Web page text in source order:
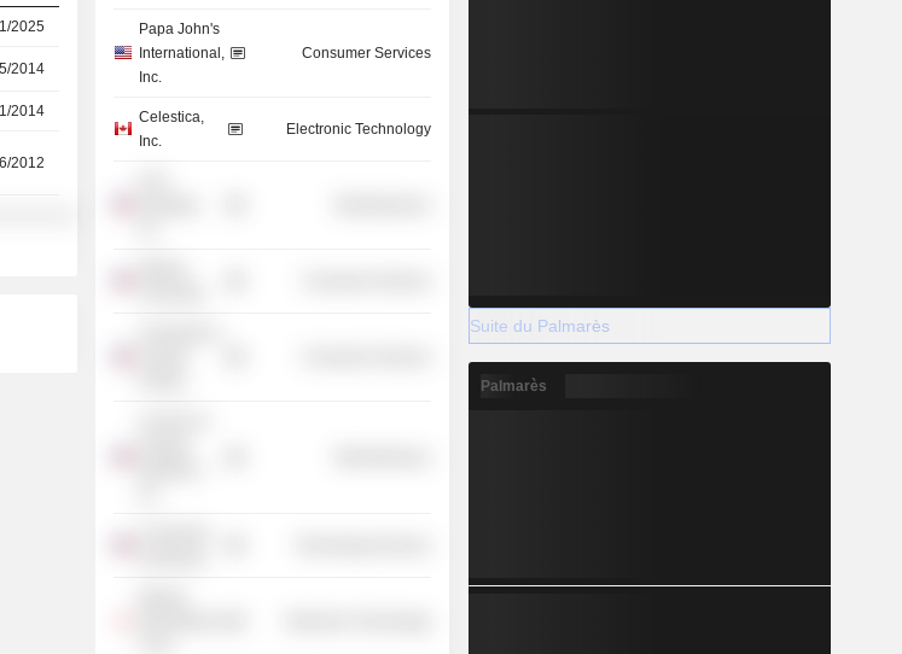
2025
2014
2014
2012
Papa John's
International,
Inc.
Consumer Services
Celestica,
Inc.
Electronic Technology
Suite du Palmarès
Palmarès